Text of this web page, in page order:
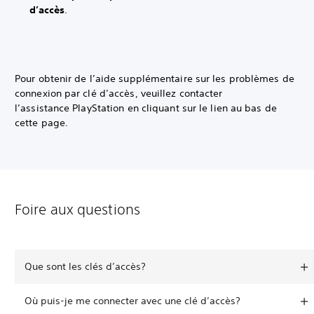
d’accès.
Pour obtenir de l’aide supplémentaire sur les problèmes de
connexion par clé d’accès, veuillez contacter
l’assistance PlayStation en cliquant sur le lien au bas de
cette page.
Foire aux questions
Que sont les clés d’accès?
Où puis-je me connecter avec une clé d’accès?